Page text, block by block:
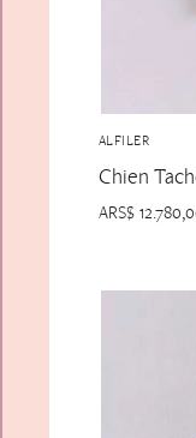
ALFILER
Chien
ARS$